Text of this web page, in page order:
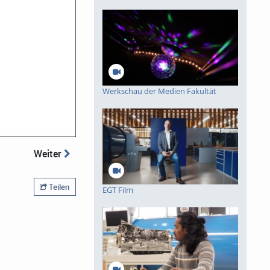
Weiter
Teilen
Werkschau der Medien Fakultät
EGT Film